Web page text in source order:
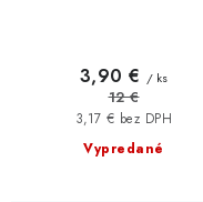
Vypredané
3,17 € bez DPH
3,90 € / ks
12 €